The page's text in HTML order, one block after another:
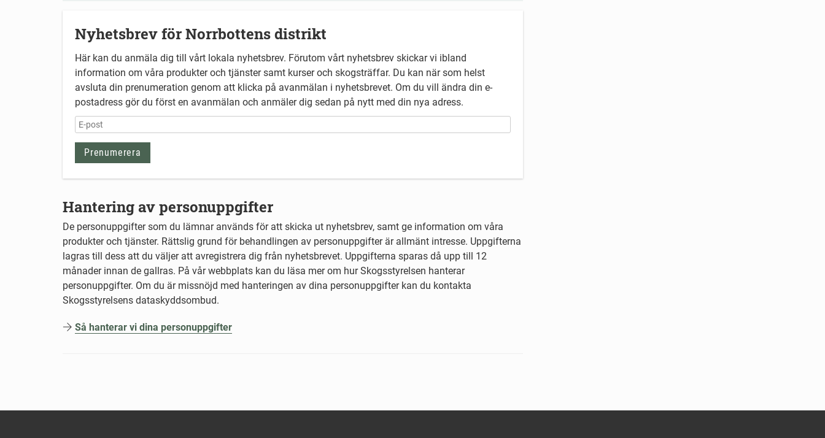
Nyhetsbrev för Norrbottens distrikt
Här kan du anmäla dig till vårt lokala nyhetsbrev. Förutom vårt nyhetsbrev skickar vi ibland
information om våra produkter och tjänster samt kurser och skogsträffar. Du kan när som helst
avsluta din prenumeration genom att klicka på avanmälan i nyhetsbrevet. Om du vill ändra din e-
postadress gör du först en avanmälan och anmäler dig sedan på nytt med din nya adress.
Hantering av personuppgifter
De personuppgifter som du lämnar används för att skicka ut nyhetsbrev, samt ge information om våra
produkter och tjänster. Rättslig grund för behandlingen av personuppgifter är allmänt intresse. Uppgifterna
lagras till dess att du väljer att avregistrera dig från nyhetsbrevet. Uppgifterna sparas då upp till 12
månader innan de gallras. På vår webbplats kan du läsa mer om hur Skogsstyrelsen hanterar
personuppgifter. Om du är missnöjd med hanteringen av dina personuppgifter kan du kontakta
Skogsstyrelsens dataskyddsombud.
Så hanterar vi dina personuppgifter